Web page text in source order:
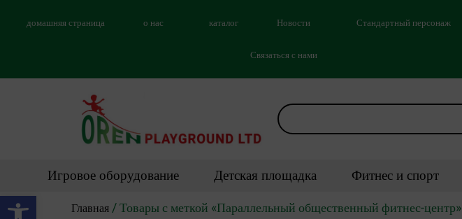
Открыть панель инструментов
домашняя страница о нас каталог Новости Стандартный персонаж
Связаться с нами
Игровое оборудование Детская площадка Фитнес и спорт
Главная/ Товары с меткой «Параллельный общественный фитнес-центр»